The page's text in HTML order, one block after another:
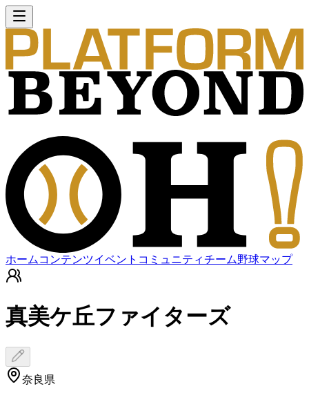
ホーム コンテンツイベント コミュニティチーム野球マップ
真美ケ丘ファイターズ
奈良県